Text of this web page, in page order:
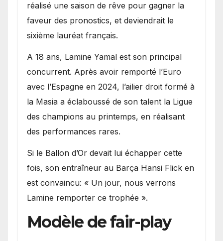
réalisé une saison de rêve pour gagner la
faveur des pronostics, et deviendrait le
sixième lauréat français.
A 18 ans, Lamine Yamal est son principal
concurrent. Après avoir remporté l’Euro
avec l’Espagne en 2024, l’ailier droit formé à
la Masia a éclaboussé de son talent la Ligue
des champions au printemps, en réalisant
des performances rares.
Si le Ballon d’Or devait lui échapper cette
fois, son entraîneur au Barça Hansi Flick en
est convaincu: « Un jour, nous verrons
Lamine remporter ce trophée ».
Modèle de fair-play